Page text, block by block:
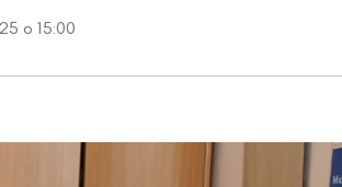
о 15:00